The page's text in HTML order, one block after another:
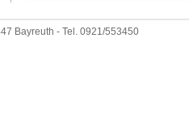
Bayreuth - Tel. 0921/553450